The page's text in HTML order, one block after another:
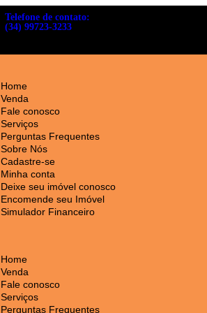
Telefone de contato:
(34) 99723-3233
Home
Venda
Fale conosco
Serviços
Perguntas Frequentes
Sobre Nós
Cadastre-se
Minha conta
Deixe seu imóvel conosco
Encomende seu Imóvel
Simulador Financeiro
Home
Venda
Fale conosco
Serviços
Perguntas Frequentes